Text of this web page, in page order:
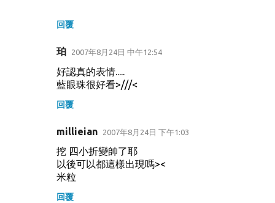
回覆
珀 2007年8月24日 中午12:54
好認真的表情.....
藍眼珠很好看>///<
回覆
millieian 2007年8月24日 下午1:03
挖 四小折變帥了耶
以後可以都這樣出現嗎><
米粒
回覆